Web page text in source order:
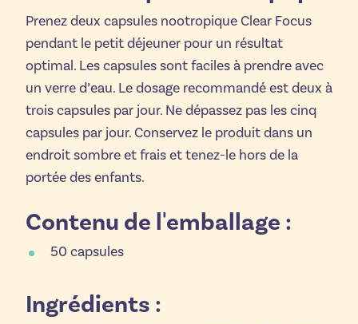
Prenez deux capsules nootropique Clear Focus
pendant le petit déjeuner pour un résultat
optimal. Les capsules sont faciles à prendre avec
un verre d’eau. Le dosage recommandé est deux à
trois capsules par jour. Ne dépassez pas les cinq
capsules par jour. Conservez le produit dans un
endroit sombre et frais et tenez-le hors de la
portée des enfants.
Contenu de l'emballage :
50 capsules
Ingrédients :